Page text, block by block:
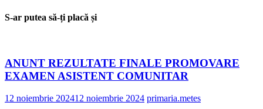
S-ar putea să-ți placă și
ANUNT REZULTATE FINALE PROMOVARE
EXAMEN ASISTENT COMUNITAR
12 noiembrie 202412 noiembrie 2024 primaria.metes